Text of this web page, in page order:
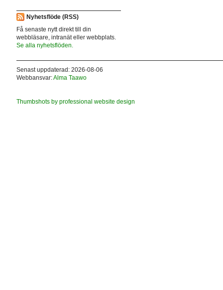
Nyhetsflöde (RSS)
Få senaste nytt direkt till din
webbläsare, intranät eller webbplats.
Se alla nyhetsflöden.
Senast uppdaterad: 2026-08-06
Webbansvar:Alma Taawo
Thumbshots by professional website design